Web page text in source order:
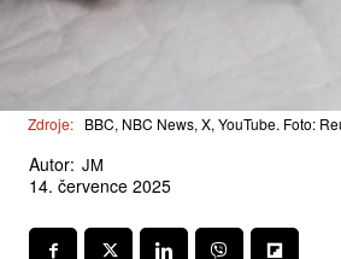
Zdroje: BBC, NBC News, X, YouTube. Foto:
Autor: JM
14. července 2025